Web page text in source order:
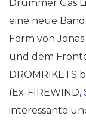
Drummer Gas
eine neue
Form von
und dem
DRÖMRIKETS
(Ex-FIREWIND,
interessante